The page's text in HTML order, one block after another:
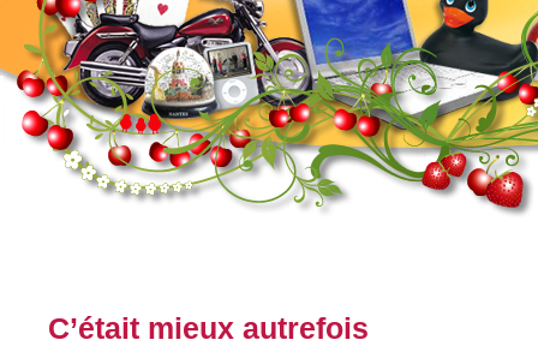
C’était mieux autrefois